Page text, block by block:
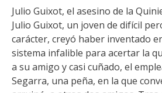
Julio Guixot, el asesino de la
Julio Guixot, un joven de difícil
carácter, creyó haber inventado
sistema infalible para acertar la
a su amigo y casi cuñado, el
Segarra, una peña, en la que